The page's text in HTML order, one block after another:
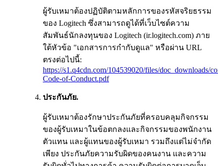
ผู้รับเหมาต้องปฏิบัติตามหลักการของรหัสจริยธรรม
ของ Logitech ซึ่งสามารถดูได้ที่เว็บไซต์ความ
สัมพันธ์นักลงทุนของ Logitech (ir.logitech.com) ภาย
ใต้หัวข้อ "เอกสารการกำกับดูแล" หรือผ่าน URL
ตรงต่อไปนี้:
https://s1.q4cdn.com/104539020/files/doc_downloads/
Code-of-Conduct.pdf
ประกันภัย.
ผู้รับเหมาต้องรักษาประกันภัยที่ครอบคลุมกิจกรรม
ของผู้รับเหมาในข้อตกลงและกิจกรรมของพนักงาน
ตัวแทน และผู้แทนของผู้รับเหมา รวมถึงแต่ไม่จำกัด
เพียง ประกันภัยความรับผิดของคนงาน และความ